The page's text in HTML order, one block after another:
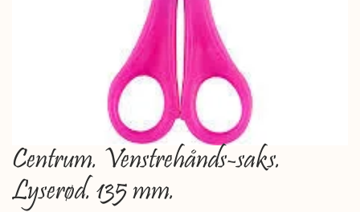
Centrum. Venstrehånds-saks.
Lyserød. 135 mm.